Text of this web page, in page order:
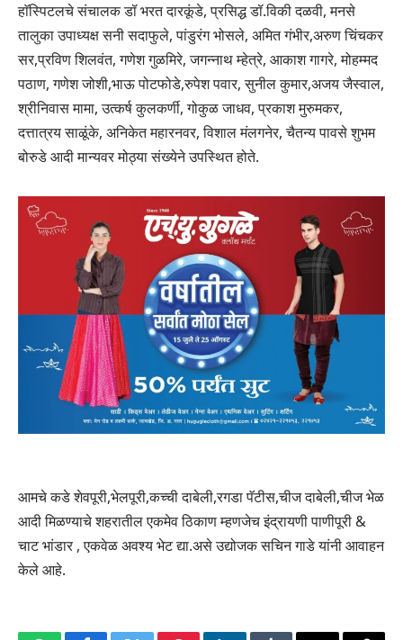
हाॅस्पिटलचे संचालक डॉ भरत दारकूंडे, प्रसिद्ध डॉ.विकी दळवी, मनसे
तालुका उपाध्यक्ष सनी सदाफुले, पांडुरंग भोसले, अमित गंभीर,अरुण चिंचकर
सर,प्रविण शिलवंत, गणेश गुळमिरे, जगन्नाथ म्हेत्रे, आकाश गागरे, मोहम्मद
पठाण, गणेश जोशी,भाऊ पोटफोडे,रुपेश पवार, सुनील कुमार,अजय जैस्वाल,
श्रीनिवास मामा, उत्कर्ष कुलकर्णी, गोकुळ जाधव, प्रकाश मुरुमकर,
दत्तात्रय साळूंके, अनिकेत महारनवर, विशाल मंलगनेर, चैतन्य पावसे शुभम
बोरुडे आदी मान्यवर मोठ्या संख्येने उपस्थित होते.
आमचे कडे शेवपूरी,भेलपूरी,कच्ची दाबेली,रगडा पॅटीस,चीज दाबेली,चीज भेळ
आदी मिळण्याचे शहरातील एकमेव ठिकाण म्हणजेच इंद्रायणी पाणीपूरी &
चाट भांडार , एकवेळ अवश्य भेट द्या.असे उद्योजक सचिन गाडे यांनी आवाहन
केले आहे.